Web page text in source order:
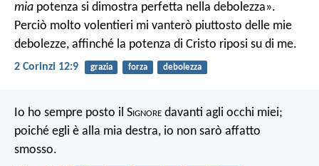
mia potenza si dimostra perfetta nella debolezza».
Perciò molto volentieri mi vanterò piuttosto delle mie
debolezze, affinché la potenza di Cristo riposi su di me.
2 Corinzi 12:9 grazia forza debolezza
Io ho sempre posto il Signore davanti agli occhi miei;
poiché egli è alla mia destra, io non sarò affatto
smosso.